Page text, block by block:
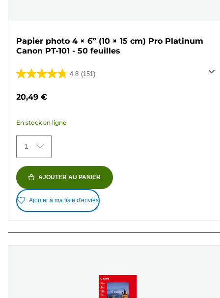
Papier photo 4 × 6” (10 × 15 cm) Pro Platinum
Canon PT-101 - 50 feuilles
4.8 (151)
4.8
5
151
avis
20,49 €
En stock en ligne
1
AJOUTER AU PANIER
Ajouter à ma liste d'envies